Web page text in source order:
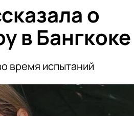
о
в Бангкоке
время испытаний